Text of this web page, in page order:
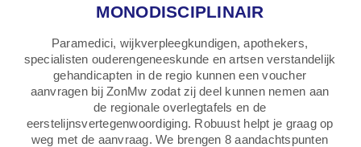
MONODISCIPLINAIR
Paramedici, wijkverpleegkundigen, apothekers,
specialisten ouderengeneeskunde en artsen verstandelijk
gehandicapten in de regio kunnen een voucher
aanvragen bij ZonMw zodat zij deel kunnen nemen aan
de regionale overlegtafels en de
eerstelijnsvertegenwoordiging. Robuust helpt je graag op
weg met de aanvraag. We brengen 8 aandachtspunten